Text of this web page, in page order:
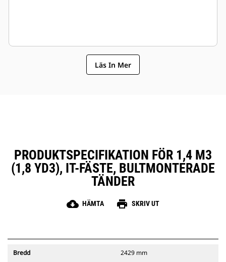
Läs In Mer
PRODUKTSPECIFIKATION FÖR 1,4 M3
(1,8 YD3), IT-FÄSTE, BULTMONTERADE
TÄNDER
cloud_download HÄMTA print SKRIV UT
Bredd 2429 mm